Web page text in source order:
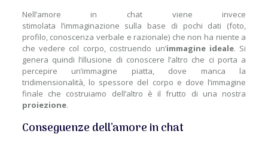
Nell’amore in chat viene invece
stimolata l’immaginazione sulla base di pochi dati (foto,
profilo, conoscenza verbale e razionale) che non ha niente a
che vedere col corpo, costruendo un’immagine ideale. Si
genera quindi l’illusione di conoscere l’altro che ci porta a
percepire un’immagine piatta, dove manca la
tridimensionalità, lo spessore del corpo e dove l’immagine
finale che costruiamo dell’altro è il frutto di una nostra
proiezione.
Conseguenze dell’amore in chat